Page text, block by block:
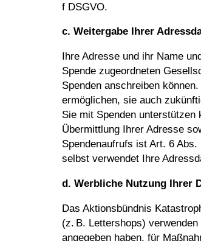
f DSGVO.
c. Weitergabe Ihrer
Ihre Adresse und ihr Name
Spende zugeordneten
Spenden anschreiben
ermöglichen, sie auch
Sie mit Spenden
Übermittlung Ihrer Adresse
Spendenaufrufs ist Art. 6
selbst verwendet Ihre
d. Werbliche Nutzung Ihrer
Das Aktionsbündnis
(z. B. Lettershops)
angegeben haben, für